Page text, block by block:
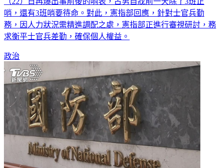
哨，還有3班哨要待命。對此，憲指部回應，針對士官兵勤
務，因人力狀況需精進調配之處，憲指部正進行審視研討，務
求衡平士官兵差勤，確保個人權益。
政治